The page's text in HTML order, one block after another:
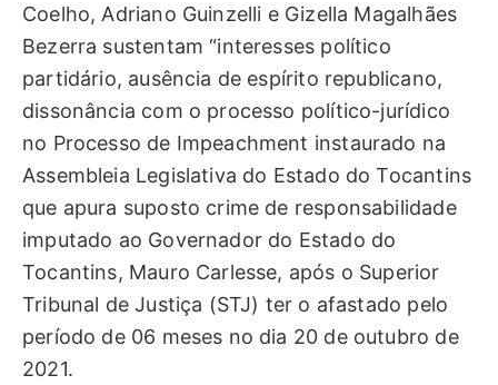
Coelho, Adriano Guinzelli e Gizella Magalhães
Bezerra sustentam “interesses político
partidário, ausência de espírito republicano,
dissonância com o processo político-jurídico
no Processo de Impeachment instaurado na
Assembleia Legislativa do Estado do Tocantins
que apura suposto crime de responsabilidade
imputado ao Governador do Estado do
Tocantins, Mauro Carlesse, após o Superior
Tribunal de Justiça (STJ) ter o afastado pelo
período de 06 meses no dia 20 de outubro de
2021.